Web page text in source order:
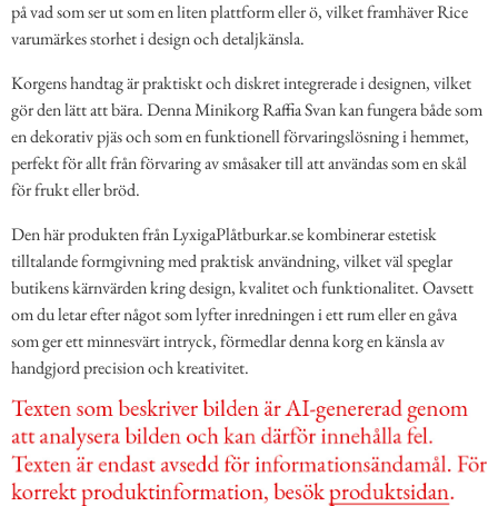
på vad som ser ut som en liten plattform eller ö, vilket framhäver Rice
varumärkes storhet i design och detaljkänsla.
Korgens handtag är praktiskt och diskret integrerade i designen, vilket
gör den lätt att bära. Denna Minikorg Raffia Svan kan fungera både som
en dekorativ pjäs och som en funktionell förvaringslösning i hemmet,
perfekt för allt från förvaring av småsaker till att användas som en skål
för frukt eller bröd.
Den här produkten från LyxigaPlåtburkar.se kombinerar estetisk
tilltalande formgivning med praktisk användning, vilket väl speglar
butikens kärnvärden kring design, kvalitet och funktionalitet. Oavsett
om du letar efter något som lyfter inredningen i ett rum eller en gåva
som ger ett minnesvärt intryck, förmedlar denna korg en känsla av
handgjord precision och kreativitet.